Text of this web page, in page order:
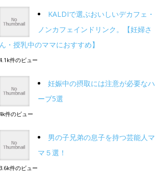
KALDIで選ぶおいしいデカフェ・
ノンカフェインドリンク。【妊婦さ
ん・授乳中のママにおすすめ】
件のビュー
妊娠中の摂取には注意が必要なハ
ーブ5選
件のビュー
男の子兄弟の息子を持つ芸能人マ
マ５選！
3.6k件のビュー